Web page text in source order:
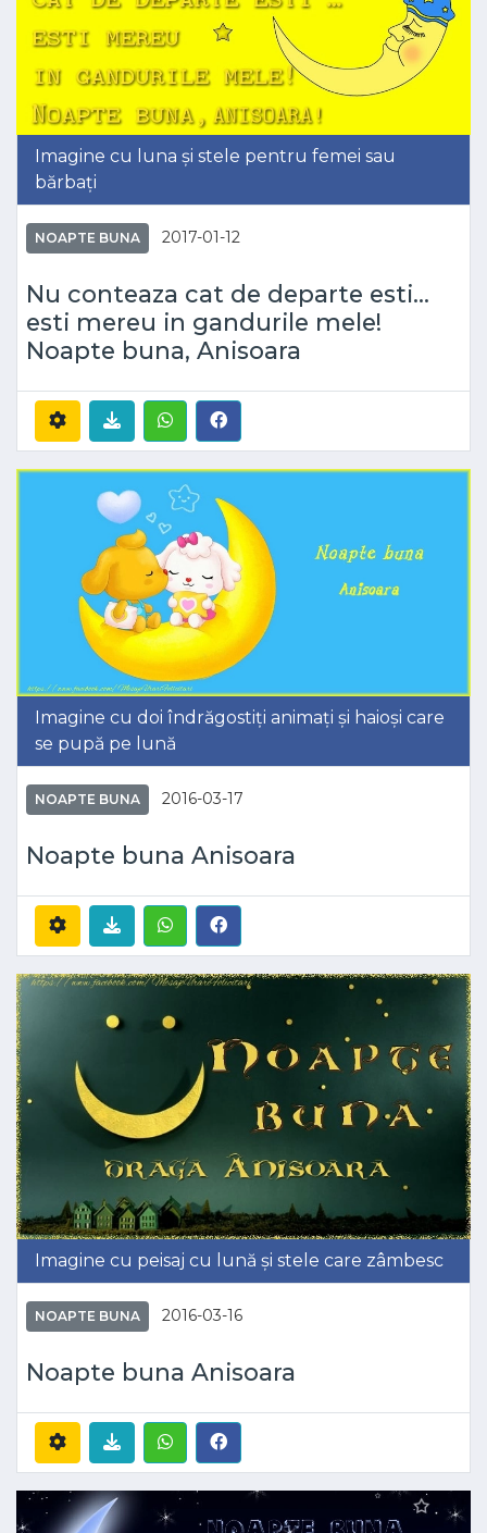
Imagine cu luna și stele pentru femei sau
bărbați
NOAPTE BUNA 2017-01-12
Nu conteaza cat de departe esti...
esti mereu in gandurile mele!
Noapte buna, Anisoara
Imagine cu doi îndrăgostiți animați și haioși care
se pupă pe lună
NOAPTE BUNA 2016-03-17
Noapte buna Anisoara
Imagine cu peisaj cu lună și stele care zâmbesc
NOAPTE BUNA 2016-03-16
Noapte buna Anisoara